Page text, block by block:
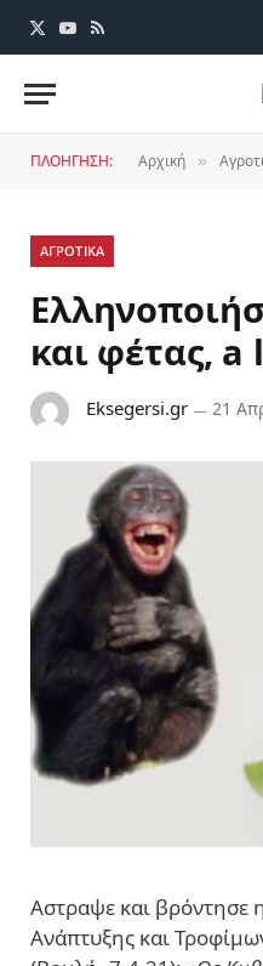
X
YouTube
RSS
ΠΛΟΗΓΗΣΗ: Αρχική »
ΑΓΡΟΤΙΚΑ
και φέτας,
Eksegersi.gr 21
Αστραψε και βρόντησε
Ανάπτυξης και